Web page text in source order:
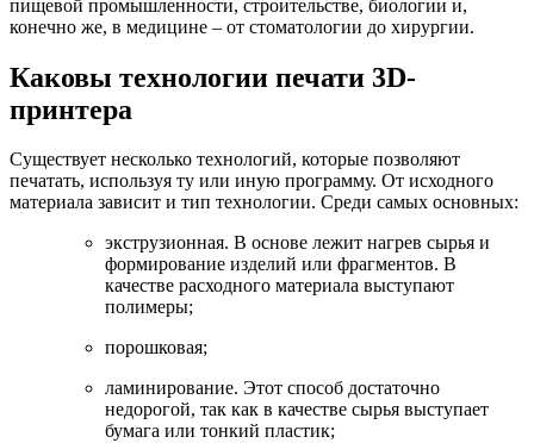
пищевой промышленности, строительстве, биологии и,
конечно же, в медицине – от стоматологии до хирургии.
Каковы технологии печати 3D-
принтера
Существует несколько технологий, которые позволяют
печатать, используя ту или иную программу. От исходного
материала зависит и тип технологии. Среди самых основных:
экструзионная. В основе лежит нагрев сырья и
формирование изделий или фрагментов. В
качестве расходного материала выступают
полимеры;
порошковая;
ламинирование. Этот способ достаточно
недорогой, так как в качестве сырья выступает
бумага или тонкий пластик;